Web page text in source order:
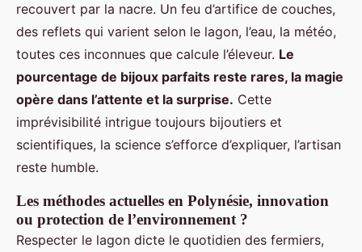
recouvert par la nacre. Un feu d’artifice de couches,
des reflets qui varient selon le lagon, l’eau, la météo,
toutes ces inconnues que calcule l’éleveur. Le
pourcentage de bijoux parfaits reste rares, la magie
opère dans l’attente et la surprise. Cette
imprévisibilité intrigue toujours bijoutiers et
scientifiques, la science s’efforce d’expliquer, l’artisan
reste humble.
Les méthodes actuelles en Polynésie, innovation
ou protection de l’environnement ?
Respecter le lagon dicte le quotidien des fermiers,